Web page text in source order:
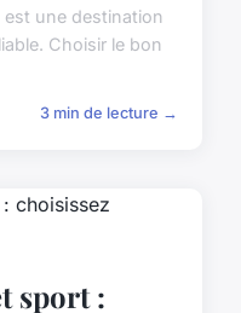
une destination
Choisir le bon
3 min de lecture →
sport :